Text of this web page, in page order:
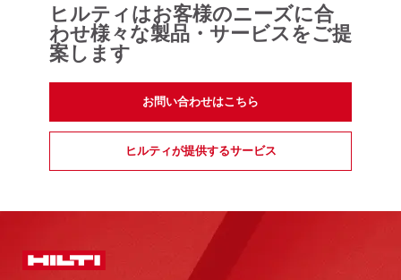
ヒルティはお客様のニーズに合
わせ様々な製品・サービスをご提
案します
お問い合わせはこちら
ヒルティが提供するサービス